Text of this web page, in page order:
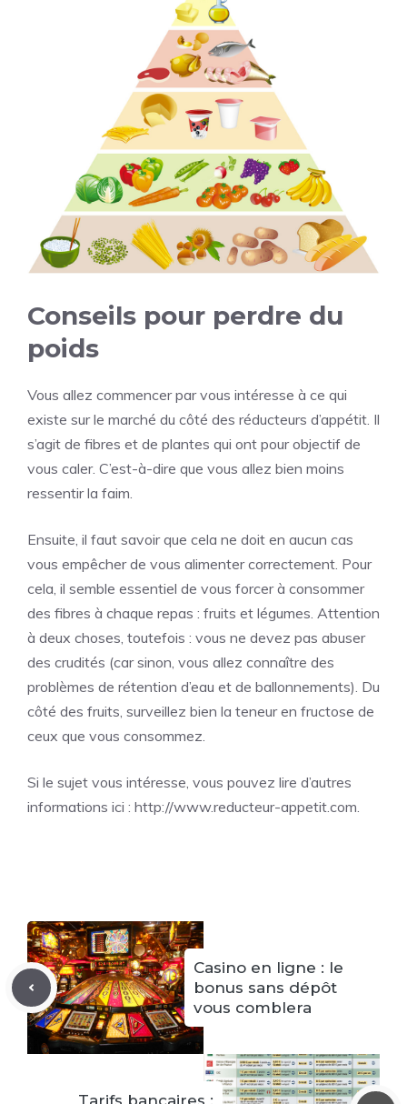
Conseils pour perdre du
poids
Vous allez commencer par vous intéresse à ce qui
existe sur le marché du côté des réducteurs d’appétit. Il
s’agit de fibres et de plantes qui ont pour objectif de
vous caler. C’est-à-dire que vous allez bien moins
ressentir la faim.
Ensuite, il faut savoir que cela ne doit en aucun cas
vous empêcher de vous alimenter correctement. Pour
cela, il semble essentiel de vous forcer à consommer
des fibres à chaque repas : fruits et légumes. Attention
à deux choses, toutefois : vous ne devez pas abuser
des crudités (car sinon, vous allez connaître des
problèmes de rétention d’eau et de ballonnements). Du
côté des fruits, surveillez bien la teneur en fructose de
ceux que vous consommez.
Si le sujet vous intéresse, vous pouvez lire d’autres
informations ici : http://www.reducteur-appetit.com.
Casino en ligne : le
bonus sans dépôt
vous comblera
Tarifs bancaires :